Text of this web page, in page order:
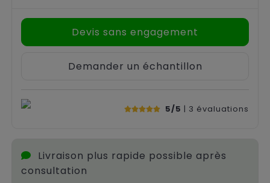
Devis sans engagement
Demander un échantillon
5/5 | 3 évaluations
Livraison plus rapide possible après
consultation